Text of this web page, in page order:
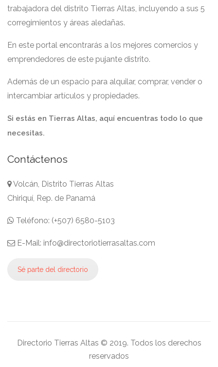
trabajadora del distrito Tierras Altas, incluyendo a sus 5
corregimientos y áreas aledañas.
En este portal encontrarás a los mejores comercios y
emprendedores de este pujante distrito.
Además de un espacio para alquilar, comprar, vender o
intercambiar artículos y propiedades.
Si estás en Tierras Altas, aquí encuentras todo lo que
necesitas.
Contáctenos
Volcán, Distrito Tierras Altas
Chiriquí, Rep. de Panamá
Teléfono: (+507) 6580-5103
E-Mail: info@directoriotierrasaltas.com
Sé parte del directorio
Directorio Tierras Altas © 2019. Todos los derechos
reservados